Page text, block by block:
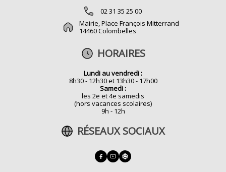
02 31 35 25 00
Mairie, Place François Mitterrand
14460 Colombelles
HORAIRES
Lundi au vendredi :
8h30 - 12h30 et 13h30 - 17h00
Samedi :
les 2e et 4e samedis
(hors vacances scolaires)
9h - 12h
RÉSEAUX SOCIAUX